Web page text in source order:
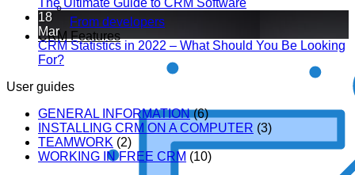
From developers
CRM Features
18
Mar
CRM Statistics in 2022 – What Should You Be Looking
For?
User guides
GENERAL INFORMATION (6)
INSTALLING CRM ON A COMPUTER (3)
TEAMWORK (2)
WORKING IN FREE CRM (10)